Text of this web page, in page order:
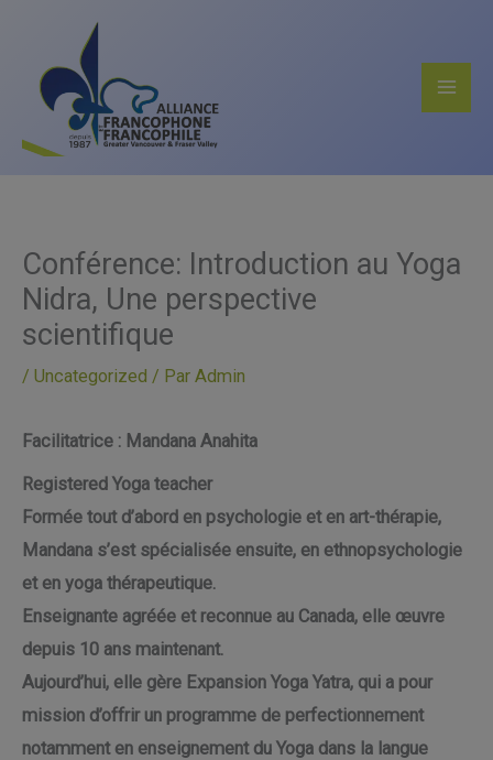
contenu
Conférence: Introduction au Yoga
Nidra, Une perspective
scientifique
/ Uncategorized / Par Admin
Facilitatrice : Mandana Anahita
Registered Yoga teacher
Formée tout d’abord en psychologie et en art-thérapie,
Mandana s’est spécialisée ensuite, en ethnopsychologie
et en yoga thérapeutique.
Enseignante agréée et reconnue au Canada, elle œuvre
depuis 10 ans maintenant.
Aujourd’hui, elle gère Expansion Yoga Yatra, qui a pour
mission d’offrir un programme de perfectionnement
notamment en enseignement du Yoga dans la langue